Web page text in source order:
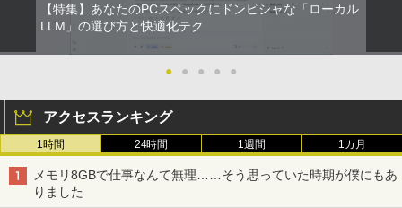
【特集】あなたのPCスペックにドンピシャな「ローカル
LLM」の選び方と快適化テク
● ● ● ● ●
アクセスランキング
1時間 24時間 1週間 1カ月
メモリ8GBで仕事なんて無理……そう思っていた時期が僕にもあ
りました